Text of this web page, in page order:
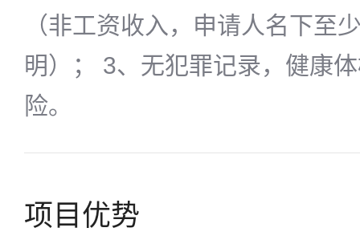
（非工资收入，申请人名下至
明）； 3、无犯罪记录，健康
险。
项目优势